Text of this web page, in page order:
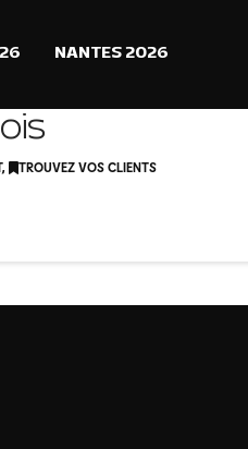
NANTES 2026
, TROUVEZ VOS CLIENTS